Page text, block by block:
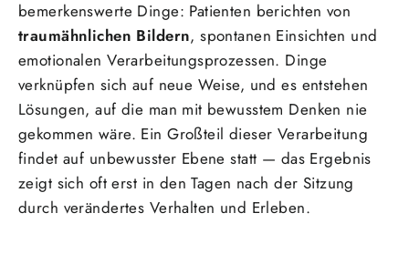
bemerkenswerte Dinge: Patienten berichten von
traumähnlichen Bildern, spontanen Einsichten und
emotionalen Verarbeitungsprozessen. Dinge
verknüpfen sich auf neue Weise, und es entstehen
Lösungen, auf die man mit bewusstem Denken nie
gekommen wäre. Ein Großteil dieser Verarbeitung
findet auf unbewusster Ebene statt — das Ergebnis
zeigt sich oft erst in den Tagen nach der Sitzung
durch verändertes Verhalten und Erleben.